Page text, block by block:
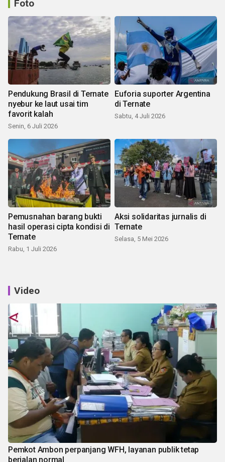
Foto
Pendukung Brasil di Ternate
nyebur ke laut usai tim
favorit kalah
Senin, 6 Juli 2026
Euforia suporter Argentina
di Ternate
Sabtu, 4 Juli 2026
Pemusnahan barang bukti
hasil operasi cipta kondisi di
Ternate
Rabu, 1 Juli 2026
Aksi solidaritas jurnalis di
Ternate
Selasa, 5 Mei 2026
Video
Pemkot Ambon perpanjang WFH, layanan publik tetap
berjalan normal